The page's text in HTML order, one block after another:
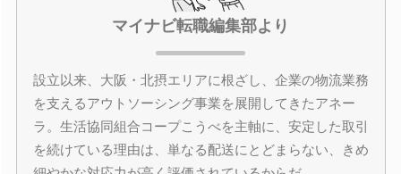
マイナビ転職編集部より
設立以来、大阪・北摂エリアに根ざし、企業の物流業務
を支えるアウトソーシング事業を展開してきたアネー
ラ。生活協同組合コープこうべを主軸に、安定した取引
を続けている理由は、単なる配送にとどまらない、きめ